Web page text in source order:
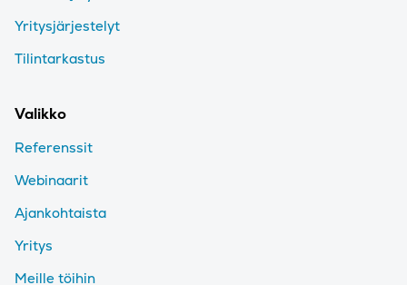
Yritysjärjestelyt
Tilintarkastus
Valikko
Referenssit
Webinaarit
Ajankohtaista
Yritys
Meille töihin